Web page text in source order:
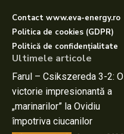
Contact www.eva-energy.ro
Politica de cookies (GDPR)
Politică de confidențialitate
Ultimele articole
Farul – Csikszereda 3-2: O
victorie impresionantă a
„marinarilor” la Ovidiu
împotriva ciucanilor